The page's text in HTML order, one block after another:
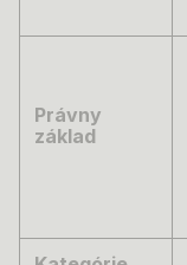
Právny
základ